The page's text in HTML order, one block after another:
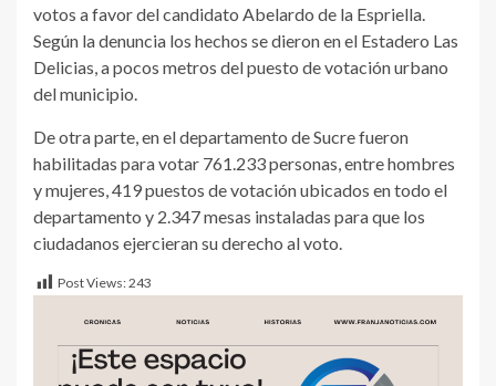
votos a favor del candidato Abelardo de la Espriella.
Según la denuncia los hechos se dieron en el Estadero Las
Delicias, a pocos metros del puesto de votación urbano
del municipio.
De otra parte, en el departamento de Sucre fueron
habilitadas para votar 761.233 personas, entre hombres
y mujeres, 419 puestos de votación ubicados en todo el
departamento y 2.347 mesas instaladas para que los
ciudadanos ejercieran su derecho al voto.
Post Views:243